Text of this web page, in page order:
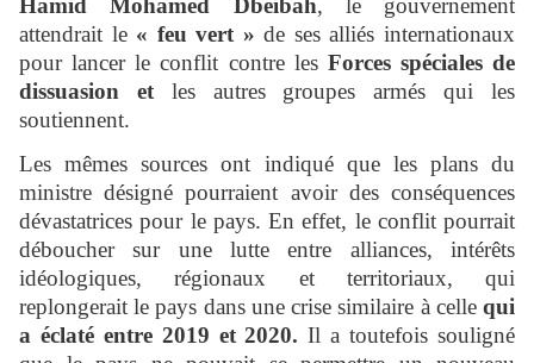
Hamid Mohamed Dbeibah, le gouvernement
attendrait le« feu vert »de ses alliés internationaux
pour lancer le conflit contre lesForces spéciales de
dissuasion etles autres groupes armés qui les
soutiennent.
Les mêmes sources ont indiqué que les plans du
ministre désigné pourraient avoir des conséquences
dévastatrices pour le pays. En effet, le conflit pourrait
déboucher sur une lutte entre alliances, intérêts
idéologiques, régionaux et territoriaux, qui
replongerait le pays dans une crise similaire à celle qui
a éclaté entre 2019 et 2020. Il a toutefois souligné